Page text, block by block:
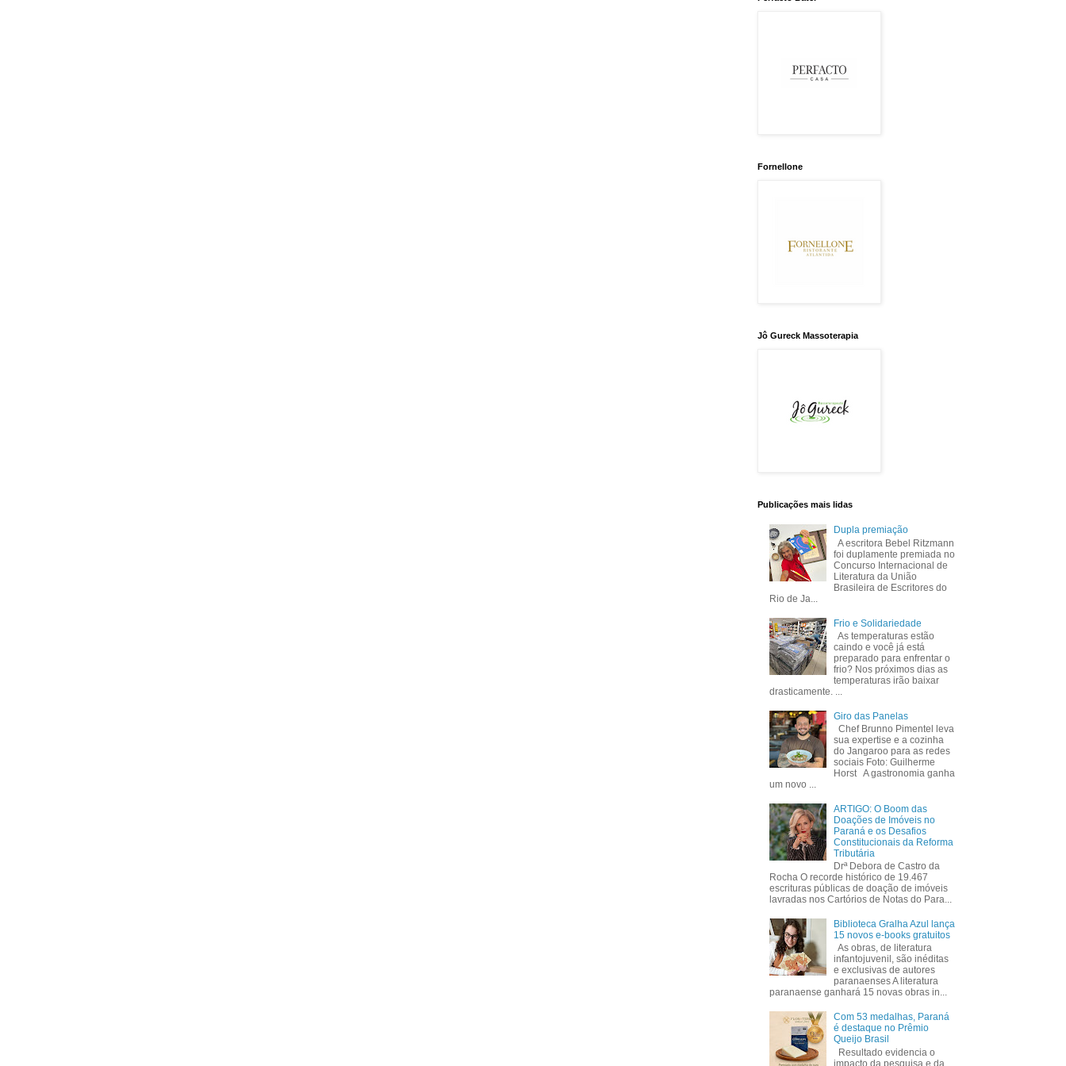
Fornellone
Jô Gureck Massoterapia
Publicações mais lidas
Dupla premiação
A escritora Bebel Ritzmann
foi duplamente premiada no
Concurso Internacional de
Literatura da União
Brasileira de Escritores do
Rio de Ja...
Frio e Solidariedade
As temperaturas estão
caindo e você já está
preparado para enfrentar o
frio? Nos próximos dias as
temperaturas irão baixar
drasticamente. ...
Giro das Panelas
Chef Brunno Pimentel leva
sua expertise e a cozinha
do Jangaroo para as redes
sociais Foto: Guilherme
Horst A gastronomia ganha
um novo ...
ARTIGO: O Boom das
Doações de Imóveis no
Paraná e os Desafios
Constitucionais da Reforma
Tributária
Drª Debora de Castro da
Rocha O recorde histórico de 19.467
escrituras públicas de doação de imóveis
lavradas nos Cartórios de Notas do Para...
Biblioteca Gralha Azul lança
15 novos e-books gratuitos
As obras, de literatura
infantojuvenil, são inéditas
e exclusivas de autores
paranaenses A literatura
paranaense ganhará 15 novas obras in...
Com 53 medalhas, Paraná
é destaque no Prêmio
Queijo Brasil
Resultado evidencia o
impacto da pesquisa e da